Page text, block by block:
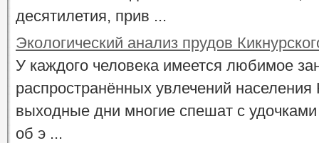
десятилетия, прив ...
Экологический анализ прудов
У каждого человека имеется любимое
распространённых увлечений населения
выходные дни многие спешат с
об э ...